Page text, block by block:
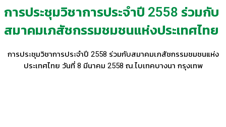
การประชุมวิชาการประจำปี 2558 ร่วมกับ
สมาคมเภสัชกรรมชมชนแห่งประเทศไทย
การประชุมวิชาการประจำปี 2558 ร่วมกับสมาคมเภสัชกรรมชมชนแห่ง
ประเทศไทย วันที่ 8 มีนาคม 2558 ณ.ไบเทคบางนา กรุงเทพ